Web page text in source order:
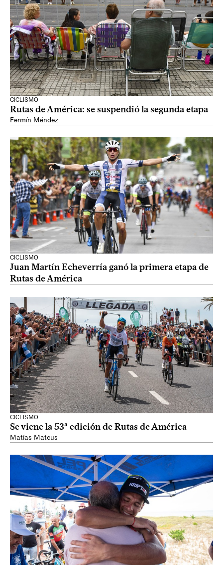
CICLISMO
Rutas de América: se suspendió la segunda etapa
Fermín Méndez
CICLISMO
Juan Martín Echeverría ganó la primera etapa de
Rutas de América
CICLISMO
Se viene la 53ª edición de Rutas de América
Matías Mateus